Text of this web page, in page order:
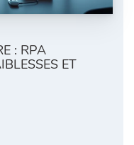
: RPA
ET